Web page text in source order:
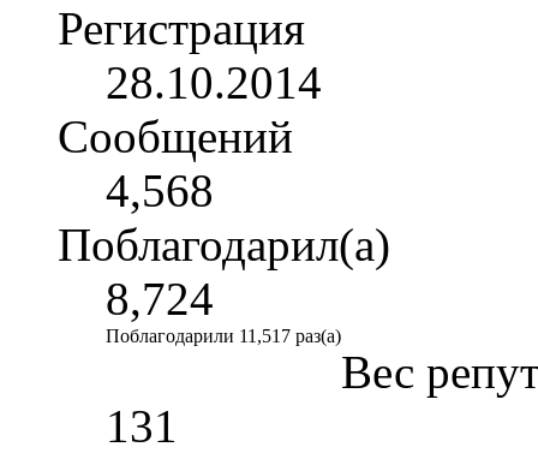
Регистрация
28.10.2014
Сообщений
4,568
Поблагодарил(а)
8,724
Поблагодарили 11,517 раз(а)
Вес
131